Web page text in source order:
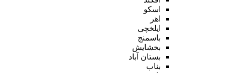
اسکو
اهر
ایلخچی
باسمنج
بخشایش
بستان آباد
بناب